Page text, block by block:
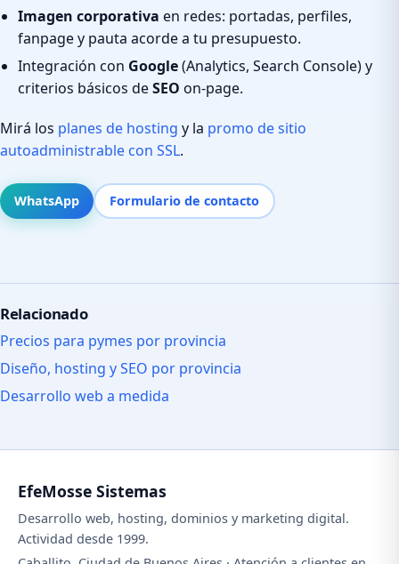
Imagen corporativa en redes: portadas, perfiles,
fanpage y pauta acorde a tu presupuesto.
Integración con Google(Analytics, Search Console) y
criterios básicos deSEO on-page.
Mirá los planes de hosting y la promo de sitio
autoadministrable con SSL.
WhatsApp Formulario de contacto
Relacionado
Precios para pymes por provincia
Diseño, hosting y SEO por provincia
Desarrollo web a medida
EfeMosse Sistemas
Desarrollo web, hosting, dominios y marketing digital.
Actividad desde 1999.